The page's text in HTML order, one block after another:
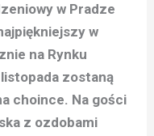
w Pradze
w
na Rynku
zostaną
choince. Na gości
z ozdobami